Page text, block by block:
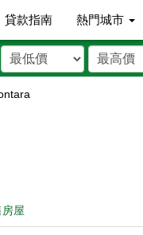
貸款指南 熱門城市
房屋